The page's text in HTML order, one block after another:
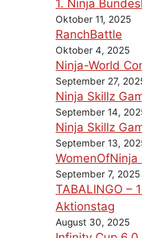
1. Ninja
Oktober 11, 2025
RanchBattle
Oktober 4, 2025
Ninja-World
September 27,
Ninja Skillz
September 14,
Ninja Skillz
September 13,
WomenOfNinja
September 7, 2025
TABALINGO –
Aktionstag
August 30, 2025